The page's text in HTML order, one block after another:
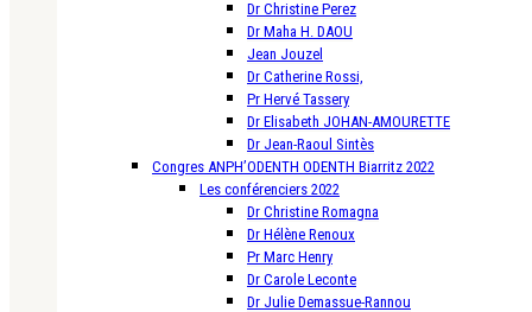
Dr Christine Perez
Dr Maha H. DAOU
Jean Jouzel
Dr Catherine Rossi,
Pr Hervé Tassery
Dr Elisabeth JOHAN-AMOURETTE
Dr Jean-Raoul Sintès
Congres ANPH’ODENTH ODENTH Biarritz 2022
Les conférenciers 2022
Dr Christine Romagna
Dr Hélène Renoux
Pr Marc Henry
Dr Carole Leconte
Dr Julie Demassue-Rannou